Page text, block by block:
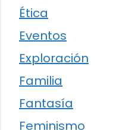
Ética
Eventos
Exploración
Familia
Fantasía
Feminismo